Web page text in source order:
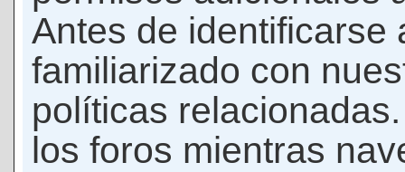
Antes de identificarse
familiarizado con
políticas
los foros mientras